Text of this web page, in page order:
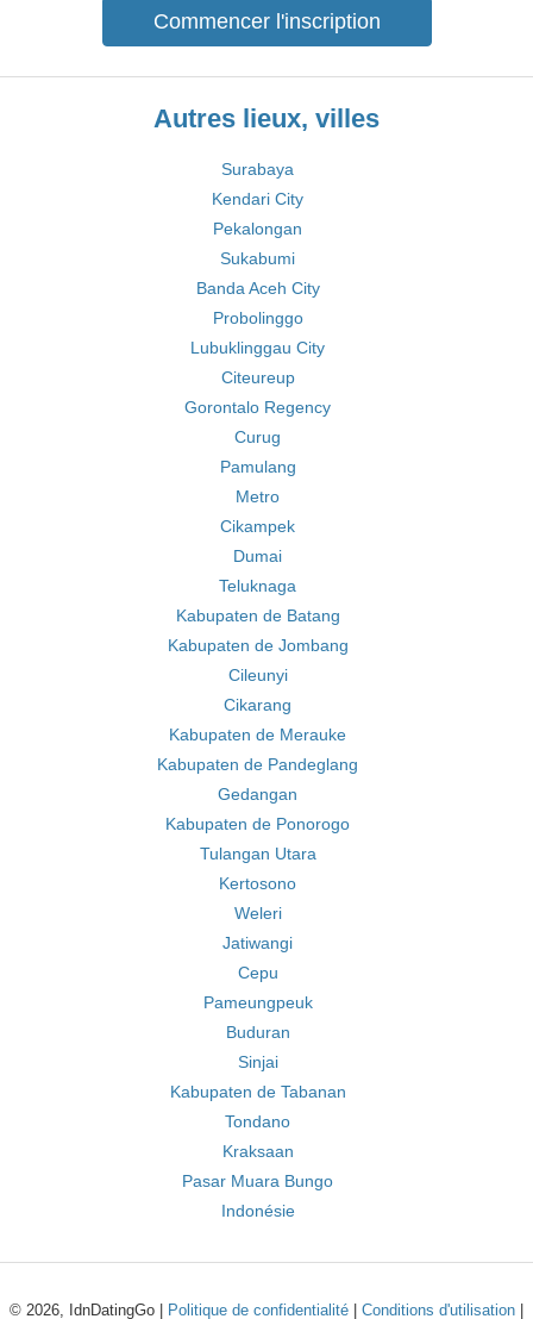
Commencer l'inscription
Autres lieux, villes
Surabaya
Kendari City
Pekalongan
Sukabumi
Banda Aceh City
Probolinggo
Lubuklinggau City
Citeureup
Gorontalo Regency
Curug
Pamulang
Metro
Cikampek
Dumai
Teluknaga
Kabupaten de Batang
Kabupaten de Jombang
Cileunyi
Cikarang
Kabupaten de Merauke
Kabupaten de Pandeglang
Gedangan
Kabupaten de Ponorogo
Tulangan Utara
Kertosono
Weleri
Jatiwangi
Cepu
Pameungpeuk
Buduran
Sinjai
Kabupaten de Tabanan
Tondano
Kraksaan
Pasar Muara Bungo
Indonésie
© 2026, IdnDatingGo | Politique de confidentialité Conditions d'utilisation